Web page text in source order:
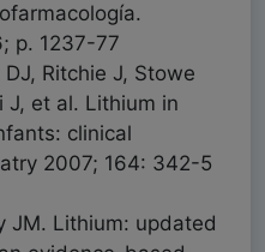
p. 1237-77
Ritchie J, Stowe
J, et al. Lithium in
clinical
2007; 164: 342-5
JM. Lithium: updated